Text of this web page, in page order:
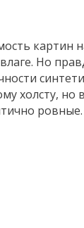
картин
Но
холсту, но